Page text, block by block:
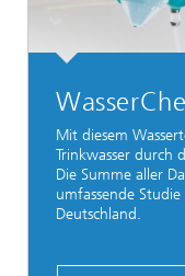
Mit diesem
Trinkwasser durch
Die Summe aller
umfassende
Deutschland.